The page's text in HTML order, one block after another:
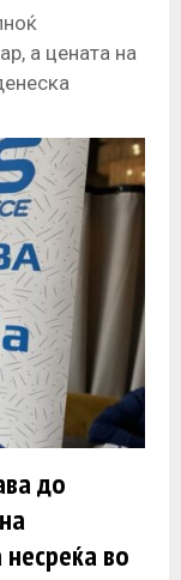
а цената на
до
во